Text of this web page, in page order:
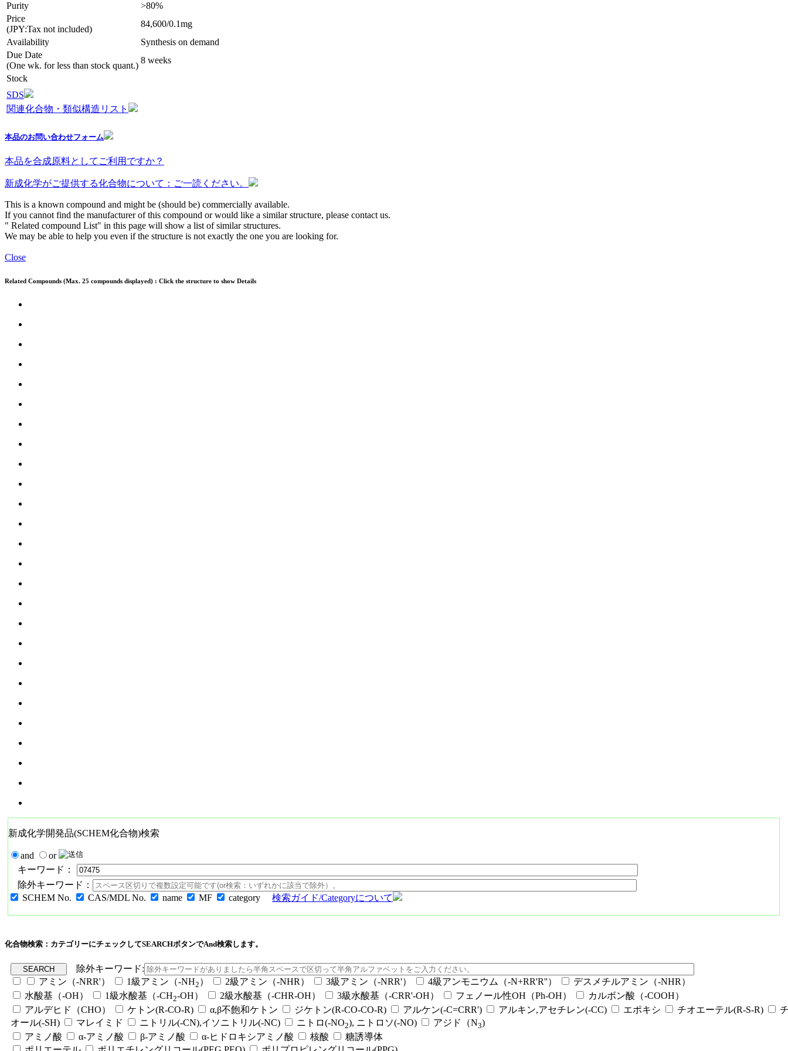
Purity
>80%
Price
(JPY:Tax not included)
84,600/0.1mg
Availability
Synthesis on demand
Due Date
(One wk. for less than stock quant.)
8 weeks
Stock
SDS
関連化合物・類似構造リスト
本品のお問い合わせフォーム
本品を合成原料としてご利用ですか？
新成化学がご提供する化合物について：ご一読ください。
This is a known compound and might be (should be) commercially available.
If you cannot find the manufacturer of this compound or would like a similar structure, please contact us.
" Related compound List" in this page will show a list of similar structures.
We may be able to help you even if the structure is not exactly the one you are looking for.
Close
Related Compounds (Max. 25 compounds displayed) : Click the structure to show Details
新成化学開発品(SCHEM化合物)検索
and
or
キーワード：
除外キーワード：
SCHEM No.
CAS/MDL No. name MF category 検索ガイド/Categoryについて
化合物検索：カテゴリーにチェックしてSEARCHボタンでAnd検索します。
除外キーワード:
アミン（-NRR'）
1級アミン（-NH2 ） 2級アミン（-NHR） 3級アミン（-NRR'） 4級アンモニウム（-N+RR'R''）
デスメチルアミン（-NHR）
水酸基（-OH）
1級水酸基（-CH2-OH） 2級水酸基（-CHR-OH） 3級水酸基（-CRR'-OH） フェノール性OH（Ph-OH）
カルボン酸（-COOH）
アルデヒド（CHO）
ケトン(R-CO-R) α,β不飽和ケトン ジケトン(R-CO-CO-R) アルケン(-C=CRR') アルキン,アセチレン(-CC) エポキシ チオエーテル(R-S-R)
オール(-SH)
マレイミド ニトリル(-CN),イソニトリル(-NC) ニトロ(-NO2), ニトロソ(-NO) アジド（N3)
アミノ酸
α-アミノ酸 β-アミノ酸 α-ヒドロキシアミノ酸 核酸
糖誘導体